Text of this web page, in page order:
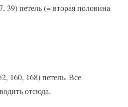
39) петель (= вторая половина
160, 168) петель. Все
отсюда.